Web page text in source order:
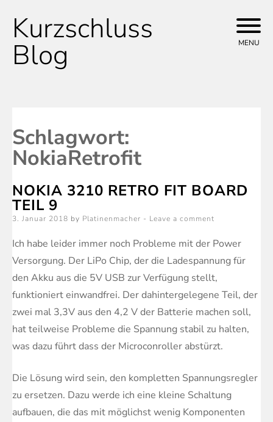
Skip
to
Kurzschluss
Blog MENU
Schlagwort:
NokiaRetrofit
NOKIA 3210 RETRO FIT BOARD
TEIL 9
Posted
3. Januar 2018 by Platinenmacher Leave a comment
Ich habe leider immer noch Probleme mit der Power
Versorgung. Der LiPo Chip, der die Ladespannung für
den Akku aus die 5V USB zur Verfügung stellt,
funktioniert einwandfrei. Der dahintergelegene Teil, der
zwei mal 3,3V aus den 4,2 V der Batterie machen soll,
hat teilweise Probleme die Spannung stabil zu halten,
was dazu führt dass der Microconroller abstürzt.
Die Lösung wird sein, den kompletten Spannungsregler
zu ersetzen. Dazu werde ich eine kleine Schaltung
aufbauen, die das mit möglichst wenig Komponenten